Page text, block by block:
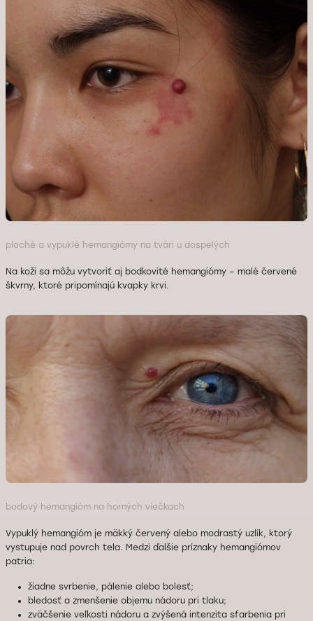
ploché a vypuklé hemangiómy na tvári u dospelých
Na koži sa môžu vytvoriť aj bodkovité hemangiómy – malé červené
škvrny, ktoré pripomínajú kvapky krvi.
bodový hemangióm na horných viečkach
Vypuklý hemangióm je mäkký červený alebo modrastý uzlík, ktorý
vystupuje nad povrch tela. Medzi ďalšie príznaky hemangiómov
patria:
žiadne svrbenie, pálenie alebo bolesť;
bledosť a zmenšenie objemu nádoru pri tlaku;
zväčšenie veľkosti nádoru a zvýšená intenzita sfarbenia pri